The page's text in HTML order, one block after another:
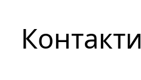
Контакти